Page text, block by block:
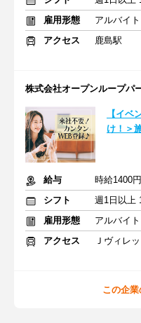
雇用形態
アルバイ
アクセス
鹿島駅
株式会社オープンループパ
【イベ
け！＞
給与
時給1400
シフト
週1日以上
雇用形態
アルバイ
アクセス
Ｊヴィレ
この企